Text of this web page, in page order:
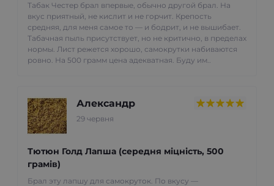
Табак Честер брал впервые, обычно другой брал. На
вкус приятный, не кислит и не горчит. Крепость
средняя, для меня самое то — и бодрит, и не вышибает.
Табачная пыль присутствует, но не критично, в пределах
нормы. Лист режется хорошо, самокрутки набиваются
ровно. На 500 грамм цена адекватная. Буду им..
Александр
29 червня
Тютюн Голд Лапша (середня міцність, 500
грамів)
Брал эту лапшу для самокруток. По вкусу —